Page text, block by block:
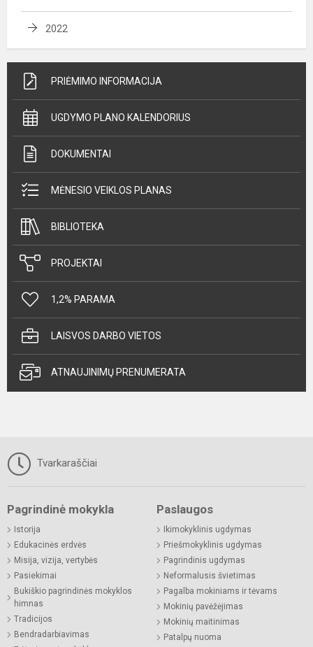
2022
PRIĖMIMO INFORMACIJA
UGDYMO PLANO KALENDORIUS
DOKUMENTAI
MĖNESIO VEIKLOS PLANAS
BIBLIOTEKA
PROJEKTAI
1,2% PARAMA
LAISVOS DARBO VIETOS
ATNAUJINIMŲ PRENUMERATA
Tvarkaraščiai
Pagrindinė mokykla
Istorija
Edukacinės erdvės
Misija, vizija, vertybės
Pasiekimai
Bukiškio pagrindinės mokyklos
himnas
Tradicijos
Bendradarbiavimas
Paslaugos
Ikimokyklinis ugdymas
Priešmokyklinis ugdymas
Pagrindinis ugdymas
Neformalusis švietimas
Pagalba mokiniams ir tėvams
Mokinių pavėžėjimas
Mokinių maitinimas
Patalpų nuoma